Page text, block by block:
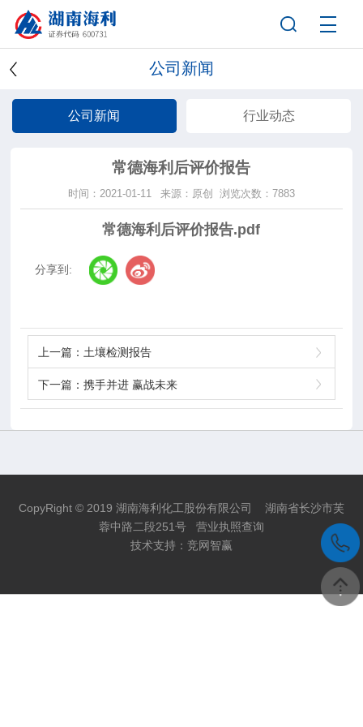
公司新闻
公司新闻 行业动态
常德海利后评价报告
时间：2021-01-11 来源：原创 浏览次数：7883
常德海利后评价报告.pdf
分享到:
上一篇：土壤检测报告
下一篇：携手并进 赢战未来
CopyRight © 2019 湖南海利化工股份有限公司 湖南省长沙市芙
蓉中路二段251号 营业执照查询
技术支持： 竞网智赢